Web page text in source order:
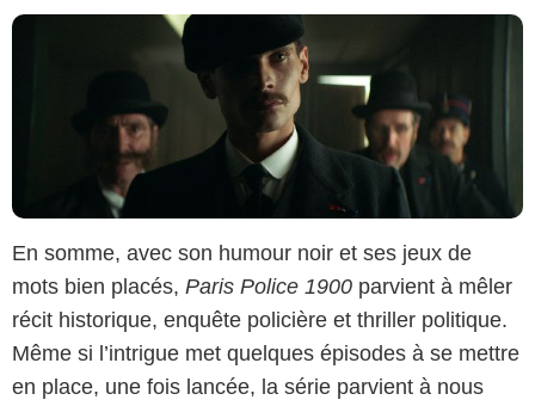
En somme, avec son humour noir et ses jeux de
mots bien placés, Paris Police 1900 parvient à mêler
récit historique, enquête policière et thriller politique.
Même si l’intrigue met quelques épisodes à se mettre
en place, une fois lancée, la série parvient à nous